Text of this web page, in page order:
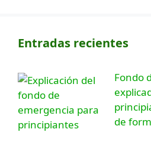
Entradas recientes
Fondo
de